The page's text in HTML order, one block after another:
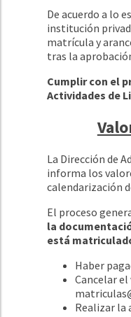
De acuerdo a lo
institución
matrícula y
tras la
Cumplir con el
Actividades de
La Dirección de
informa los
calendarización
El proceso
la
está
Haber
Cancelar
Realizar la